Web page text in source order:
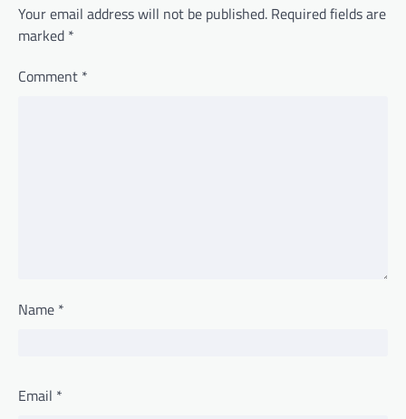
Your email address will not be published. Required fields are
marked *
Comment *
Name *
Email *